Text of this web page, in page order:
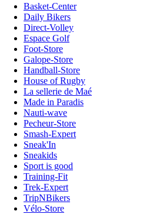
Basket-Center
Daily Bikers
Direct-Volley
Espace Golf
Foot-Store
Galope-Store
Handball-Store
House of Rugby
La sellerie de Maé
Made in Paradis
Nauti-wave
Pecheur-Store
Smash-Expert
Sneak'In
Sneakids
Sport is good
Training-Fit
Trek-Expert
TripNBikers
Vélo-Store